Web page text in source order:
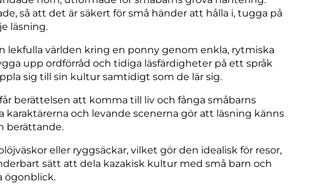
så att det är säkert för små händer att hålla i, tugga på
läsning.
lekfulla världen kring en ponny genom enkla, rytmiska
upp ordförråd och tidiga läsfärdigheter på ett språk
sig till sin kultur samtidigt som de lär sig.
berättelsen att komma till liv och fånga småbarns
och levande scenerna gör att läsning känns
berättande.
eller ryggsäckar, vilket gör den idealisk för resor,
sätt att dela kazakisk kultur med små barn och
ögonblick.